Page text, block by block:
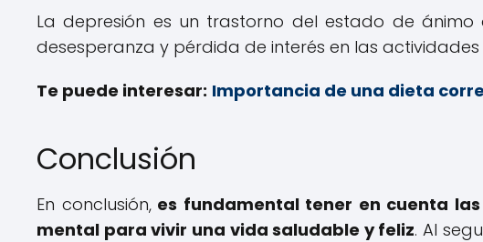
La depresión es un trastorno del estado de
desesperanza y pérdida de interés en las actividades
Te puede interesar: Importancia de una dieta
Conclusión
En conclusión,es fundamental tener en cuenta
mental para vivir una vida saludable y feliz. Al